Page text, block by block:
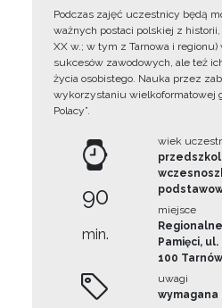
Podczas zajęć uczestnicy będą
ważnych postaci polskiej z
XX w.; w tym z Tarnowa i
sukcesów zawodowych, ale też
życia osobistego. Nauka przez
wykorzystaniu wielkoformatowej
Polacy”.
90
min.
wiek
miejsce
Pamięci,
100 Tarnów
uwagi